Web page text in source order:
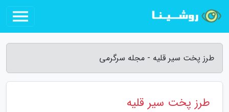
طرز پخت سیر قلیه - مجله سرگرمی
طرز پخت سیر قلیه